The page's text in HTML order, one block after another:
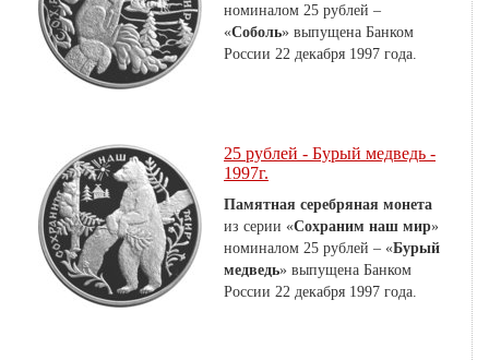
номиналом 25 рублей –
«Соболь» выпущена Банком
России 22 декабря 1997 года.
25 рублей - Бурый медведь -
1997г.
Памятная серебряная монета
из серии «Сохраним наш мир»
номиналом 25 рублей – «Бурый
медведь» выпущена Банком
России 22 декабря 1997 года.